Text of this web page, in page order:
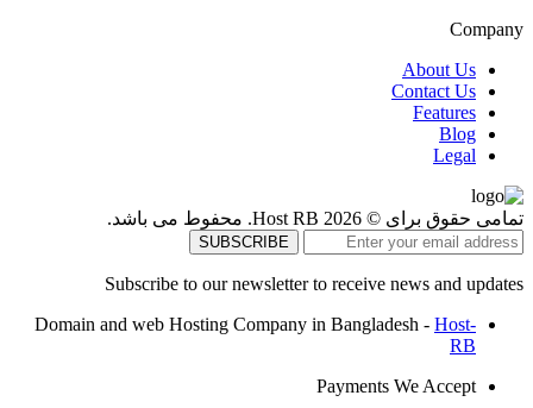
Company
About Us
Contact Us
Features
Blog
Legal
تمامی حقوق برای © 2026 Host RB. محفوط می باشد.
Subscribe to our newsletter to receive news and updates
Domain and web Hosting Company in Bangladesh - Host-
RB
Payments We Accept